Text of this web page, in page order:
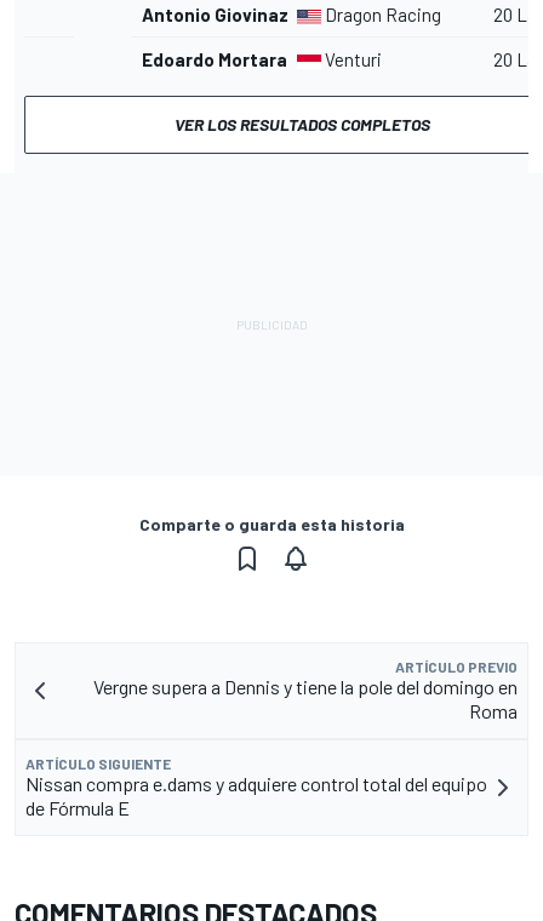
Antonio Giovinazzi Dragon Racing 20
Edoardo Mortara Venturi 20
VER LOS RESULTADOS COMPLETOS
Comparte o guarda esta historia
ARTÍCULO PREVIO
Vergne supera a Dennis y tiene la pole del domingo en
Roma
ARTÍCULO SIGUIENTE
Nissan compra e.dams y adquiere control total del equipo
de Fórmula E
COMENTARIOS DESTACADOS